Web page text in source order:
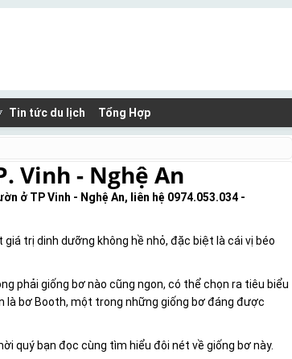
Tin tức du lịch Tổng Hợp
Vinh - Nghệ An
ở TP Vinh - Nghệ An, liên hệ 0974.053.034 -
trị dinh dưỡng không hề nhỏ, đặc biệt là cái vị béo
phải giống bơ nào cũng ngon, có thể chọn ra tiêu biểu
là bơ Booth, một trong những giống bơ đáng được
quý bạn đọc cùng tìm hiểu đôi nét về giống bơ này.